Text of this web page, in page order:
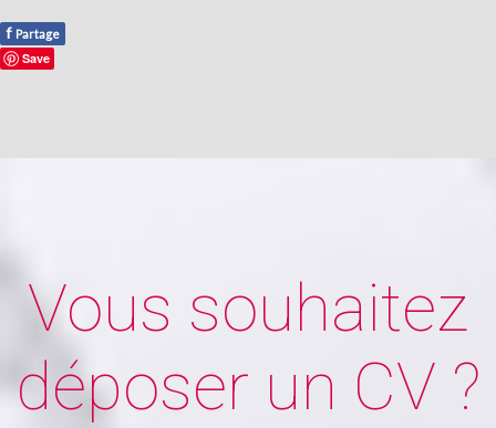
f Partage
Save
Vous souhaitez
déposer un CV ?